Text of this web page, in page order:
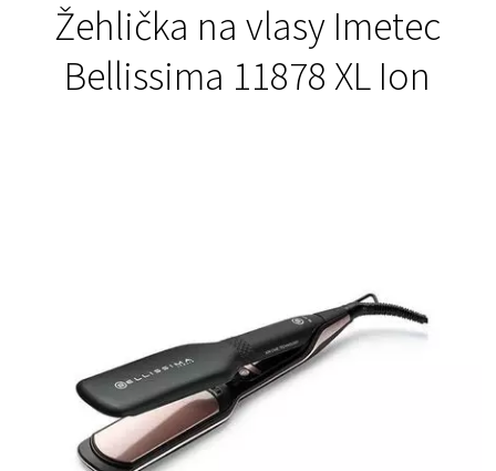
Žehlička na vlasy Imetec
Bellissima 11878 XL Ion